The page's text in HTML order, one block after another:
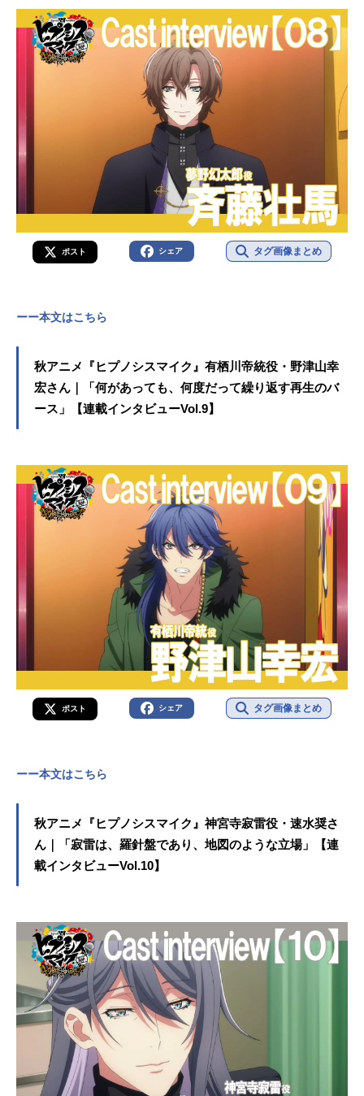
ポスト シェア タグ画像まとめ
ーー本文はこちら
秋アニメ『ヒプノシスマイク』有栖川帝統役・野津山幸
宏さん｜「何があっても、何度だって繰り返す再生のバ
ース」【連載インタビューVol.9】
ポスト シェア タグ画像まとめ
ーー本文はこちら
秋アニメ『ヒプノシスマイク』神宮寺寂雷役・速水奨さ
ん｜「寂雷は、羅針盤であり、地図のような立場」【連
載インタビューVol.10】